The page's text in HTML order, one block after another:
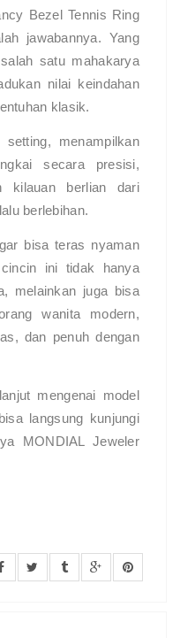
Bezel Tennis Ring
jawabannya. Yang
satu mahakarya
nilai keindahan
klasik.
menampilkan
secara presisi,
kilauan berlian dari
berlebihan.
bisa teras nyaman
ini tidak hanya
melainkan juga bisa
wanita modern,
dan penuh dengan
mengenai model
langsung kunjungi
MONDIAL Jeweler